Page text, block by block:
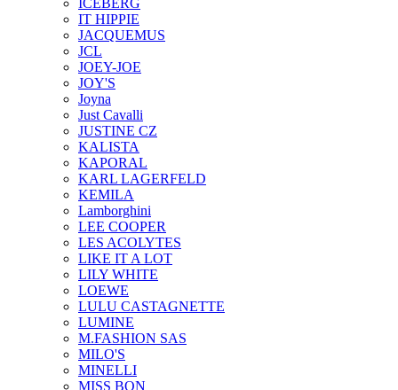
IT HIPPIE
JACQUEMUS
JCL
JOEY-JOE
JOY'S
Joyna
Just Cavalli
JUSTINE CZ
KALISTA
KAPORAL
KARL LAGERFELD
KEMILA
Lamborghini
LEE COOPER
LES ACOLYTES
LIKE IT A LOT
LILY WHITE
LOEWE
LULU CASTAGNETTE
LUMINE
M.FASHION SAS
MILO'S
MINELLI
MISS BON